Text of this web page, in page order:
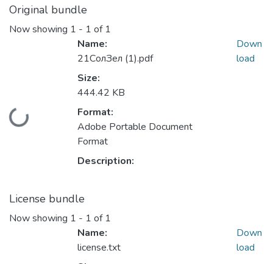
Original bundle
Now showing 1 - 1 of 1
Loading...
Name:
21СолЗел (1).pdf
Size:
444.42 KB
Format:
Adobe Portable Document
Format
Description:
Down
load
License bundle
Now showing 1 - 1 of 1
Name:
license.txt
Down
load